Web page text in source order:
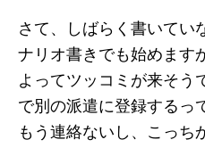
さて、しばらく書いてい
ナリオ書きでも始めます
よってツッコミが来そう
で別の派遣に登録するっ
もう連絡ないし、こっち